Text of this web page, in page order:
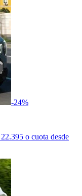
-24%
22.395 o cuota desde